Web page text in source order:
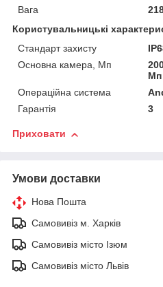
Вага
Користувальницькі
Стандарт захисту
Основна камера, Мп
Мп
Операційна система
Гарантія
3
Приховати
Умови доставки
Нова Пошта
Самовивіз м. Харків
Самовивіз місто Ізюм
Самовивіз місто Львів